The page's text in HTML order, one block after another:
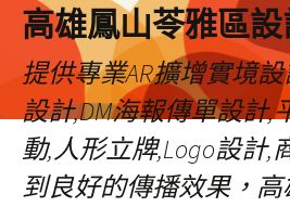
高雄鳳山苓雅區
提供專業AR擴增實境
設計,DM海報傳單設計,
動,人形立牌,Logo設計,
到良好的傳播效果，